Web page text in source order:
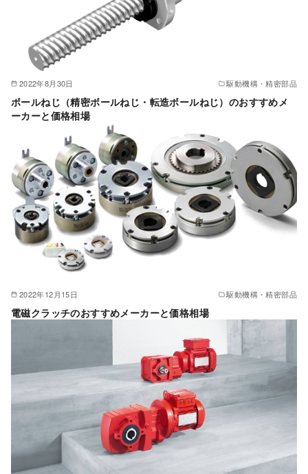
2022年8月30日 駆動機構・精密部品
ボールねじ（精密ボールねじ・転造ボールねじ）のおすすめメ
ーカーと価格相場
2022年12月15日 駆動機構・精密部品
電磁クラッチのおすすめメーカーと価格相場